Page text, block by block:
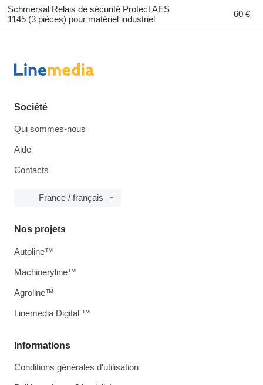
Schmersal Relais de sécurité Protect AES
1145 (3 pièces) pour matériel industriel
60 €
Société
Qui sommes-nous
Aide
Contacts
France / français
Informations
Conditions générales d'utilisation
Nos projets
Autoline™
Machineryline™
Agroline™
Linemedia Digital ™